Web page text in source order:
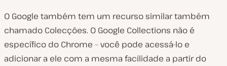
O Google também tem um recurso similar também
chamado Colecções. O Google Collections não é
específico do Chrome – você pode acessá-lo e
adicionar a ele com a mesma facilidade a partir do